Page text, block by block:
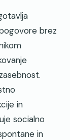
brez
in
socialno
in